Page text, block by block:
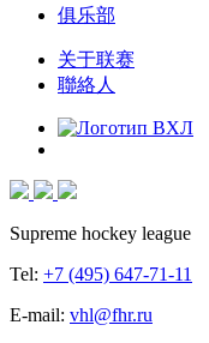
俱乐部
关于联赛
聯絡人
Supreme hockey league
Tel: +7 (495) 647-71-11
E-mail: vhl@fhr.ru